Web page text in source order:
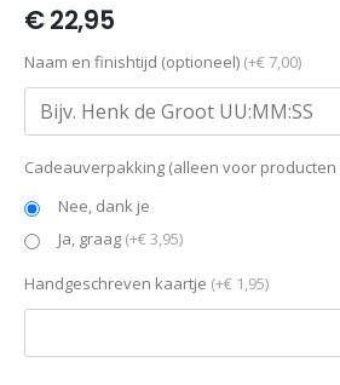
€22,95
Naam en finishtijd (optioneel) (+€ 7,00)
Cadeauverpakking (alleen voor producten
Nee, dank je
Ja, graag (+€ 3,95)
Handgeschreven kaartje (+€ 1,95)